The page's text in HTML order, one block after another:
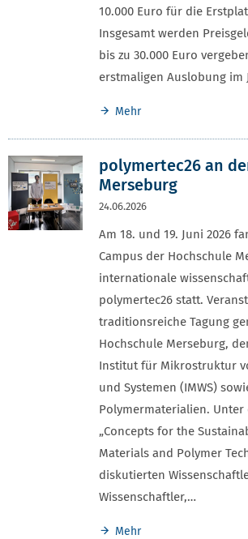
10.000 Euro für die
Insgesamt werden
bis zu 30.000 Euro
erstmaligen Auslobung im
Mehr
polymertec26 an
Merseburg
24.06.2026
Am 18. und 19. Juni 2026
Campus der Hochschule
internationale
polymertec26 statt.
traditionsreiche Tagung
Hochschule Merseburg,
Institut für Mikrostruktur
und Systemen (IMWS)
Polymermaterialien. Unter
„Concepts for the
Materials and Polymer
diskutierten
Wissenschaftler,…
Mehr